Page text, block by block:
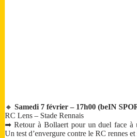
🔸 Samedi 7 février – 17h00 (beIN
RC Lens – Stade Rennais
➡ Retour à Bollaert pour un duel face à
Un test d’envergure contre le RC rennes et